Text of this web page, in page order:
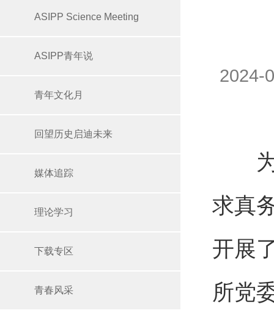
ASIPP Science Meeting
ASIPP青年说
青年文化月
回望历史启迪未来
媒体追踪
理论学习
下载专区
青春风采
2024-
为
求真
开展
所党